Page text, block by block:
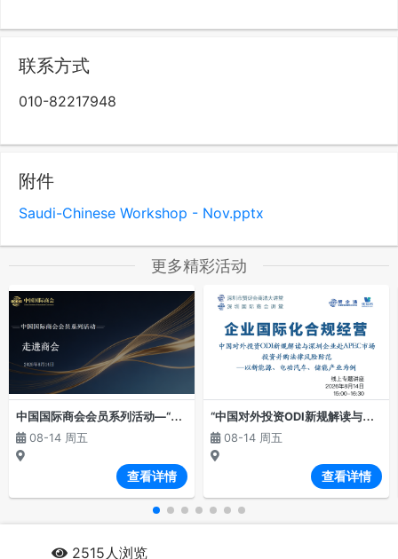
联系方式
010-82217948
附件
Saudi-Chinese Workshop - Nov.pptx
更多精彩活动
中
国国际商会会员系列活动—“走进商会”（第二期）
08-14 周五
查看详情
“
中国对外投资ODI新规解读与深圳企业赴APEC市场投资并购法律风险防范”线上专题讲座
08-14 周五
查看详情
2515人浏览